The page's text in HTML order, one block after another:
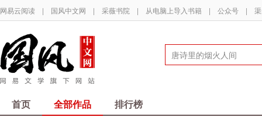
网易云阅读 | 国风中文网 | 采薇书院 | 从电脑上导入书籍 | 公众号 |
首页 全部作品 排行榜